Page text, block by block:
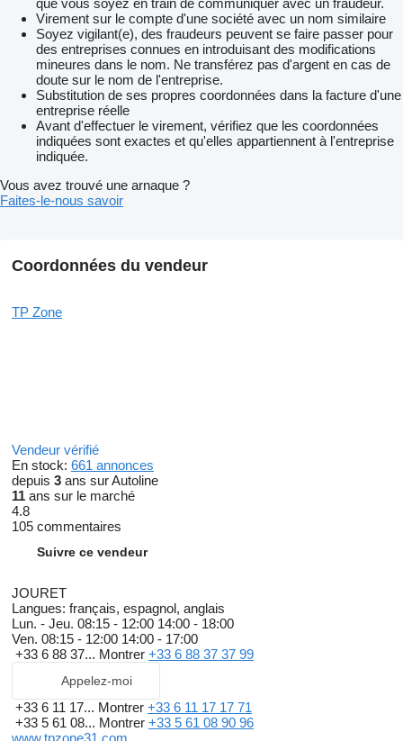
que vous soyez en train de communiquer avec un fraudeur.
Virement sur le compte d'une société avec un nom similaire
Soyez vigilant(e), des fraudeurs peuvent se faire passer pour
des entreprises connues en introduisant des modifications
mineures dans le nom. Ne transférez pas d'argent en cas de
doute sur le nom de l'entreprise.
Substitution de ses propres coordonnées dans la facture d'une
entreprise réelle
Avant d'effectuer le virement, vérifiez que les coordonnées
indiquées sont exactes et qu'elles appartiennent à l'entreprise
indiquée.
Vous avez trouvé une arnaque ?
Faites-le-nous savoir
Coordonnées du vendeur
TP Zone
Vendeur vérifié
En stock: 661 annonces
depuis 3 ans sur Autoline
11 ans sur le marché
4.8
105 commentaires
Suivre ce vendeur
JOURET
Langues: français, espagnol, anglais
Lun. - Jeu. 08:15 - 12:00 14:00 - 18:00
Ven. 08:15 - 12:00 14:00 - 17:00
+33 6 88 37... Montrer +33 6 88 37 37 99
Appelez-moi
+33 6 11 17... Montrer +33 6 11 17 17 71
+33 5 61 08... Montrer +33 5 61 08 90 96